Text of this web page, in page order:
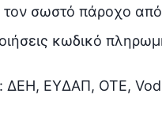
τον σωστό πάροχο
κωδικό
ΔΕΗ, ΕΥΔΑΠ, ΟΤΕ,